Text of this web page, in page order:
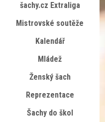
šachy.cz Extraliga
Mistrovské soutěže
Kalendář
Mládež
Ženský šach
Reprezentace
Šachy do škol